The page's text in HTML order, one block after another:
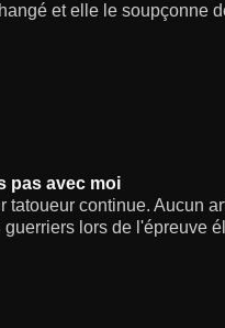
et elle le soupçonne
pas avec moi
tatoueur continue. Aucun
lors de l'épreuve